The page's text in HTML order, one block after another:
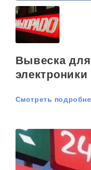
Вывеска
Смотреть